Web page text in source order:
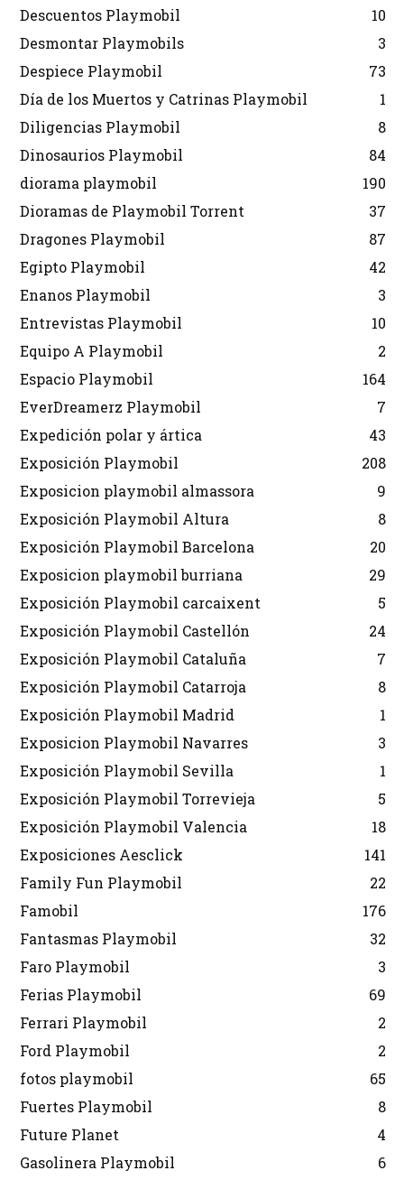
Descuentos Playmobil
10
Desmontar Playmobils
3
Despiece Playmobil
73
Día de los Muertos y Catrinas Playmobil
1
Diligencias Playmobil
8
Dinosaurios Playmobil
84
diorama playmobil
190
Dioramas de Playmobil Torrent
37
Dragones Playmobil
87
Egipto Playmobil
42
Enanos Playmobil
3
Entrevistas Playmobil
10
Equipo A Playmobil
2
Espacio Playmobil
164
EverDreamerz Playmobil
7
Expedición polar y ártica
43
Exposición Playmobil
208
Exposicion playmobil almassora
9
Exposición Playmobil Altura
8
Exposición Playmobil Barcelona
20
Exposicion playmobil burriana
29
Exposición Playmobil carcaixent
5
Exposición Playmobil Castellón
24
Exposición Playmobil Cataluña
7
Exposición Playmobil Catarroja
8
Exposición Playmobil Madrid
1
Exposicion Playmobil Navarres
3
Exposición Playmobil Sevilla
1
Exposición Playmobil Torrevieja
5
Exposición Playmobil Valencia
18
Exposiciones Aesclick
141
Family Fun Playmobil
22
Famobil
176
Fantasmas Playmobil
32
Faro Playmobil
3
Ferias Playmobil
69
Ferrari Playmobil
2
Ford Playmobil
2
fotos playmobil
65
Fuertes Playmobil
8
Future Planet
4
Gasolinera Playmobil
6